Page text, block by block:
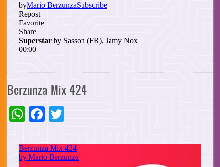
Berzunza Mix 424
WhatsApp
Facebook